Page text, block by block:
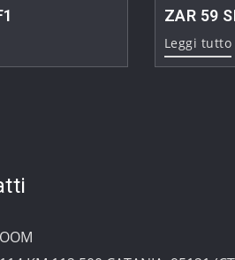
ZAR 59
Leggi tutto